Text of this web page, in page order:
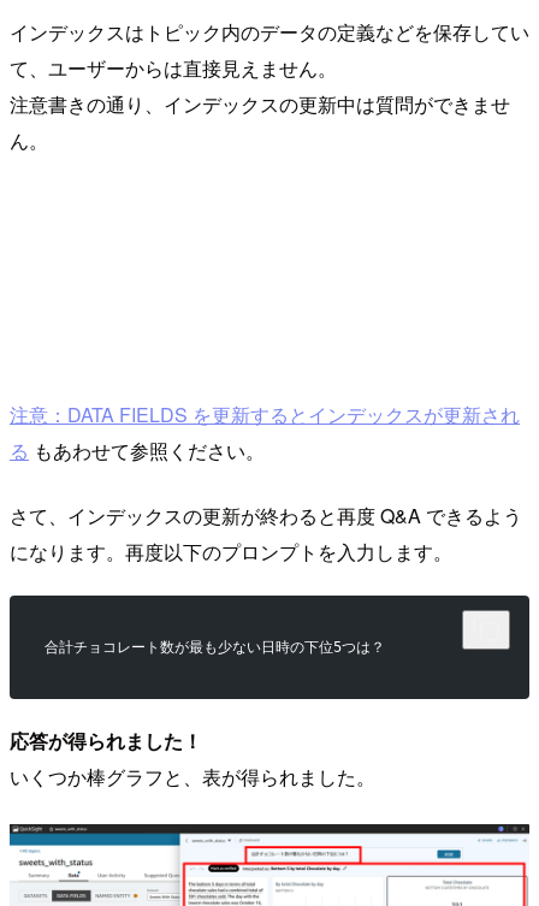
インデックスはトピック内のデータの定義などを保存してい
て、ユーザーからは直接見えません。
注意書きの通り、インデックスの更新中は質問ができませ
ん。
注意：DATA FIELDS を更新するとインデックスが更新され
る もあわせて参照ください。
さて、インデックスの更新が終わると再度 Q&A できるよう
になります。再度以下のプロンプトを入力します。
合計チョコレート数が最も少ない日時の下位5つは？
応答が得られました！
いくつか棒グラフと、表が得られました。